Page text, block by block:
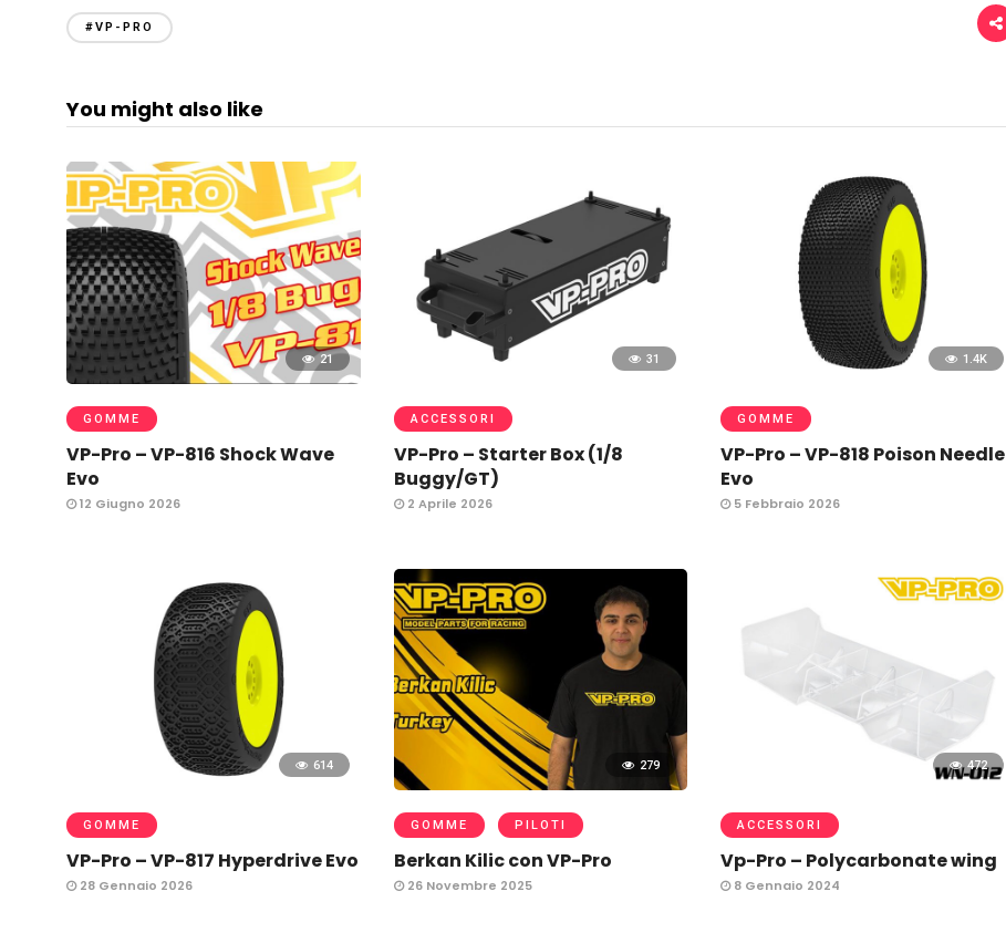
#VP-PRO
You might also like
21
GOMME
VP-Pro – VP-816 Shock Wave
Evo
12 Giugno 2026
31
ACCESSORI
VP-Pro – Starter Box (1/8
Buggy/GT)
2 Aprile 2026
1.4K
GOMME
VP-Pro – VP-818 Poison Needle
Evo
5 Febbraio 2026
614
GOMME
VP-Pro – VP-817 Hyperdrive Evo
28 Gennaio 2026
279
GOMME PILOTI
Berkan Kilic con VP-Pro
26 Novembre 2025
472
ACCESSORI
Vp-Pro – Polycarbonate wing
8 Gennaio 2024